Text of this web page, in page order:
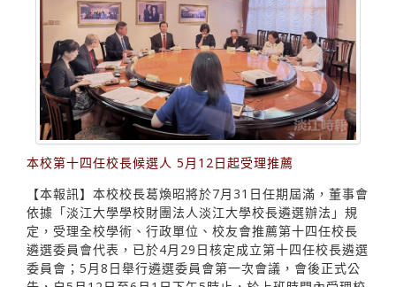
本校第十四任校長候選人 5月12日起受理推薦
【本報訊】本校校長葛煥昭將於7月31日任期屆滿，董事會
依據「淡江大學學校財團法人淡江大學校長遴選辦法」規
定，受理全校學術、行政單位、校友會推薦第十四任校長
遴選委員會代表，已於4月29日核定成立第十四任校長遴選
委員會；5月8日舉行遴選委員會第一次會議，會後正式公